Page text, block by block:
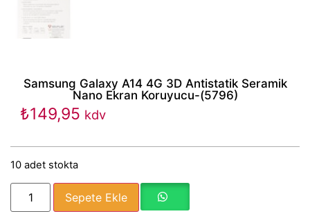
Samsung Galaxy A14 4G 3D Antistatik Seramik
Nano Ekran Koruyucu-(5796)
₺149,95 kdv
10 adet stokta
Sepete Ekle